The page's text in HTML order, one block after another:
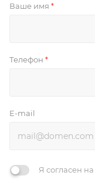
Ваше имя *
Телефон *
E-mail
Я согласен на